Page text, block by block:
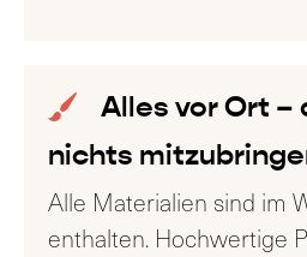
Alles vor Ort –
nichts
Alle Materialien sind im
enthalten. Hochwertige